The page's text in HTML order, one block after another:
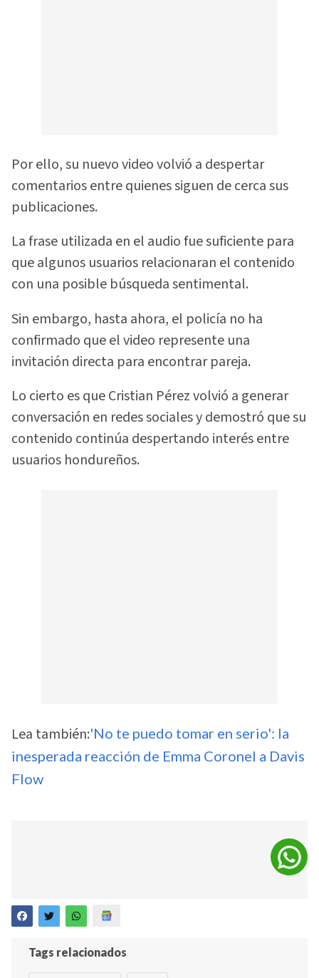
Por ello, su nuevo video volvió a despertar
comentarios entre quienes siguen de cerca sus
publicaciones.
La frase utilizada en el audio fue suficiente para
que algunos usuarios relacionaran el contenido
con una posible búsqueda sentimental.
Sin embargo, hasta ahora, el policía no ha
confirmado que el video represente una
invitación directa para encontrar pareja.
Lo cierto es que Cristian Pérez volvió a generar
conversación en redes sociales y demostró que su
contenido continúa despertando interés entre
usuarios hondureños.
Lea también:'No te puedo tomar en serio': la
inesperada reacción de Emma Coronel a Davis
Flow
Tags relacionados